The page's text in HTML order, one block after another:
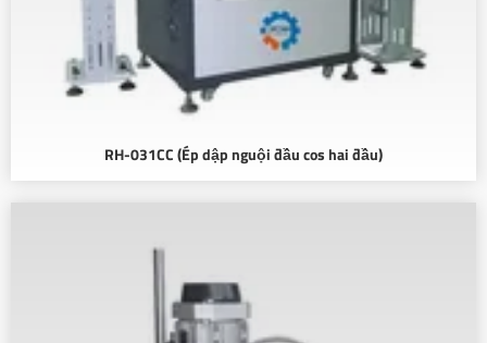
RH-031CC (Ép dập nguội đầu cos hai đầu)